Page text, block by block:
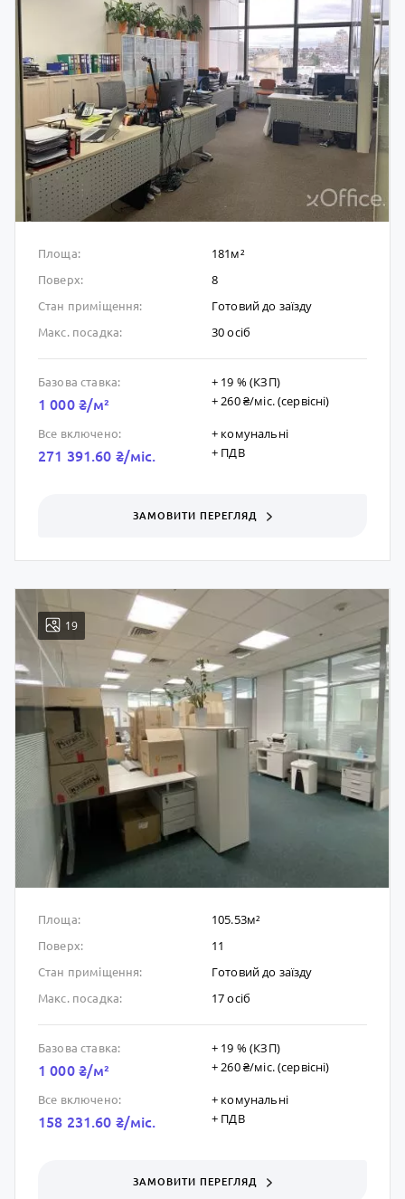
Площа: 181м²
Поверх: 8
Стан приміщення: Готовий до заïзду
Макс. посадка: 30 осіб
Базова ставка:
1 000 ₴/м²
+ 19 % (КЗП)
+ 260 ₴/мic. (сервісні)
Все включено:
271 391.60 ₴/мic.
+ комунальні
+ ПДВ
ЗАМОВИТИ ПЕРЕГЛЯД
19
Площа: 105.53м²
Поверх: 11
Стан приміщення: Готовий до заïзду
Макс. посадка: 17 осіб
Базова ставка:
1 000 ₴/м²
+ 19 % (КЗП)
+ 260 ₴/мic. (сервісні)
Все включено:
158 231.60 ₴/мic.
+ комунальні
+ ПДВ
ЗАМОВИТИ ПЕРЕГЛЯД